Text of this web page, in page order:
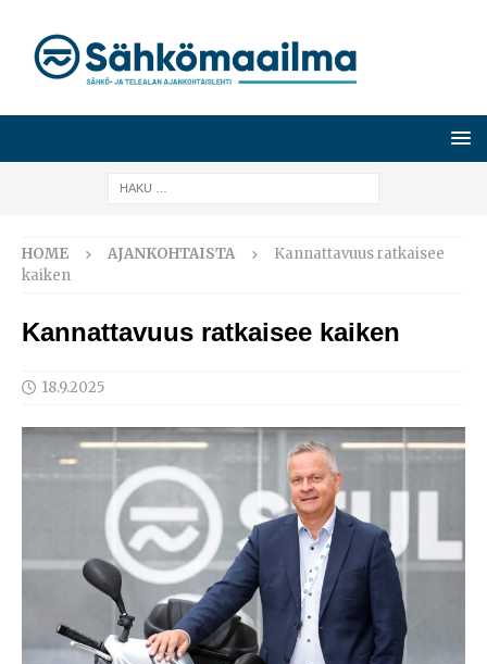
HOME AJANKOHTAISTA
Kannattavuus ratkaisee
kaiken
Kannattavuus ratkaisee kaiken
18.9.2025